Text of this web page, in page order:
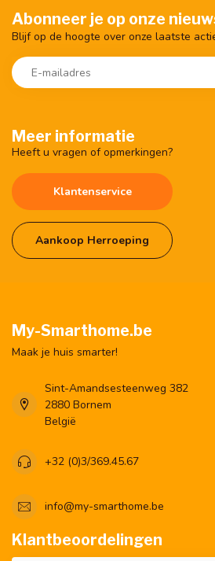
Meer informatie
Heeft u vragen of opmerkingen?
Klantenservice
Aankoop Herroeping
Abonneer je op onze
Blijf op de hoogte over onze laatste
My-Smarthome.be
Maak je huis smarter!
Sint-Amandsesteenweg 382
2880 Bornem
België
+32 (0)3/369.45.67
info@my-smarthome.be
Klantbeoordelingen